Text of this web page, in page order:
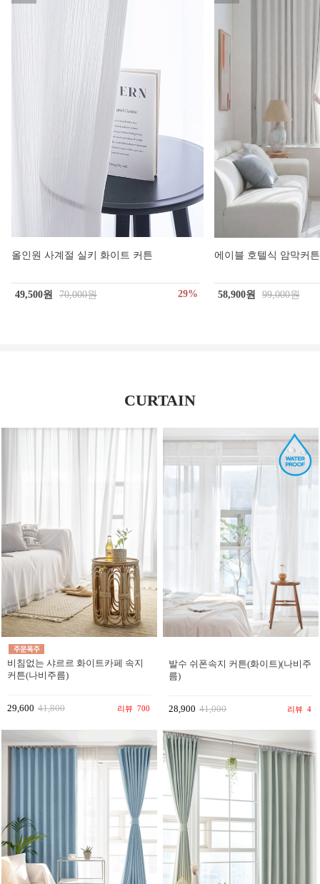
올인원 사계절 실키 화이트 커튼
49,500원 70,000원 29%
에이블 호텔식 암막커
58,900원 99,000원
CURTAIN
비침없는 샤르르 화이트카페 속지
커튼(나비주름)
29,600 41,800 리뷰 700
발수 쉬폰속지 커튼(화이트)(나비주
름)
28,900 41,000 리뷰 4